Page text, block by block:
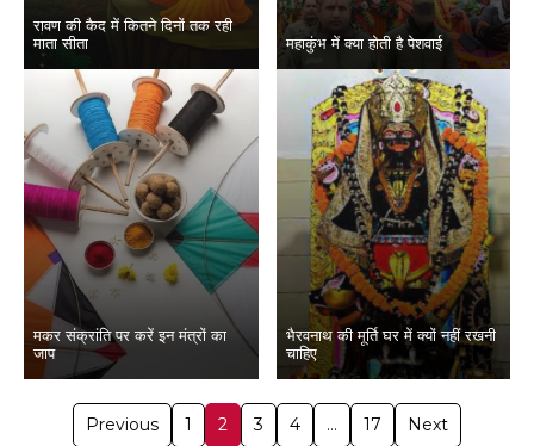
रावण की कैद में कितने दिनों तक रही
माता सीता
महाकुंभ में क्या होती है पेशवाई
मकर संक्रांति पर करें इन मंत्रों का
जाप
भैरवनाथ की मूर्ति घर में क्यों नहीं रखनी
चाहिए
Previous 1 2 3 4 … 17 Next